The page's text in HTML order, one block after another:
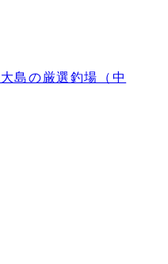
島の厳選釣場（中